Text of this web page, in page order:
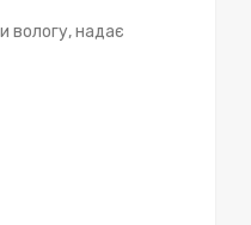
вологу, надає